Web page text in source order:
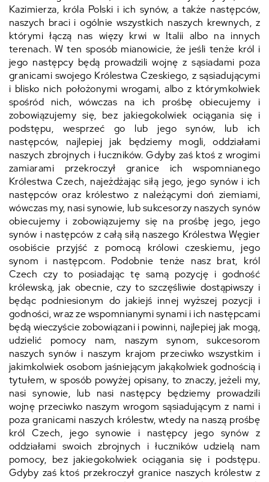
Kazimierza, króla Polski i ich synów, a także następców,
naszych braci i ogólnie wszystkich naszych krewnych, z
którymi łączą nas więzy krwi w Italii albo na innych
terenach. W ten sposób mianowicie, że jeśli tenże król i
jego następcy będą prowadzili wojnę z sąsiadami poza
granicami swojego Królestwa Czeskiego, z sąsiadującymi
i blisko nich położonymi wrogami, albo z którymkolwiek
spośród nich, wówczas na ich prośbę obiecujemy i
zobowiązujemy się, bez jakiegokolwiek ociągania się i
podstępu, wesprzeć go lub jego synów, lub ich
następców, najlepiej jak będziemy mogli, oddziałami
naszych zbrojnych i łuczników. Gdyby zaś ktoś z wrogimi
zamiarami przekroczył granice ich wspomnianego
Królestwa Czech, najeżdżając siłą jego, jego synów i ich
następców oraz królestwo z należącymi doń ziemiami,
wówczas my, nasi synowie, lub sukcesorzy naszych synów
obiecujemy i zobowiązujemy się na prośbę jego, jego
synów i następców z całą siłą naszego Królestwa Węgier
osobiście przyjść z pomocą królowi czeskiemu, jego
synom i następcom. Podobnie tenże nasz brat, król
Czech czy to posiadając tę samą pozycję i godność
królewską, jak obecnie, czy to szczęśliwie dostąpiwszy i
będąc podniesionym do jakiejś innej wyższej pozycji i
godności, wraz ze wspomnianymi synami i ich następcami
będą wieczyście zobowiązani i powinni, najlepiej jak mogą,
udzielić pomocy nam, naszym synom, sukcesorom
naszych synów i naszym krajom przeciwko wszystkim i
jakimkolwiek osobom jaśniejącym jakąkolwiek godnością i
tytułem, w sposób powyżej opisany, to znaczy, jeżeli my,
nasi synowie, lub nasi następcy będziemy prowadzili
wojnę przeciwko naszym wrogom sąsiadującym z nami i
poza granicami naszych królestw, wtedy na naszą prośbę
król Czech, jego synowie i następcy jego synów z
oddziałami swoich zbrojnych i łuczników udzielą nam
pomocy, bez jakiegokolwiek ociągania się i podstępu.
Gdyby zaś ktoś przekroczył granice naszych królestw z